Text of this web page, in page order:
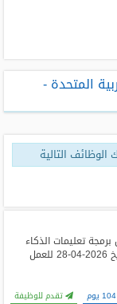
المتحدة -
التالية
تعليمات الذكاء
الاصطناعي (AI Prompt Engineer) للانضمام إلى ... بتاريخ 2026-04-28 للعمل
تقدم للوظيفة